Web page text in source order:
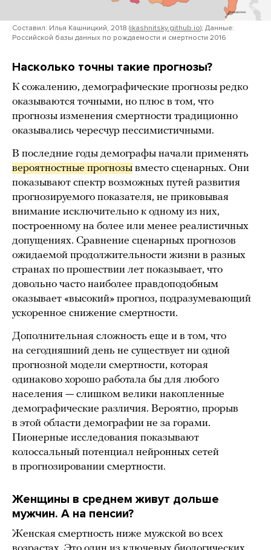
Составил: Илья Кашницкий, 2018 (ikashnitsky.github.io); Данные:
Российской базы данных по рождаемости и смертности 2016
Насколько точны такие прогнозы?
К сожалению, демографические прогнозы редко
оказываются точными, но плюс в том, что
прогнозы изменения смертности традиционно
оказывались чересчур пессимистичными.
В последние годы демографы начали применять
вероятностные прогнозы вместо сценарных. Они
показывают спектр возможных путей развития
прогнозируемого показателя, не приковывая
внимание исключительно к одному из них,
построенному на более или менее реалистичных
допущениях. Сравнение сценарных прогнозов
ожидаемой продолжительности жизни в разных
странах по прошествии лет показывает, что
довольно часто наиболее правдоподобным
оказывает «высокий» прогноз, подразумевающий
ускоренное снижение смертности.
Дополнительная сложность еще и в том, что
на сегодняшний день не существует ни одной
прогнозной модели смертности, которая
одинаково хорошо работала бы для любого
населения — слишком велики накопленные
демографические различия. Вероятно, прорыв
в этой области демографии не за горами.
Пионерные исследования показывают
колоссальный потенциал нейронных сетей
в прогнозировании смертности.
Женщины в среднем живут дольше
мужчин. А на пенсии?
Женская смертность ниже мужской во всех